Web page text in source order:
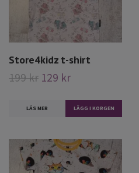
Store4kidz t-shirt
199 kr 129 kr
LÄS MER LÄGG I KORGEN